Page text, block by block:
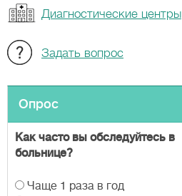
Диагностические центры
Задать вопрос
Опрос
Как часто вы обследуйтесь в
больнице?
В Чаще 1 раза в год